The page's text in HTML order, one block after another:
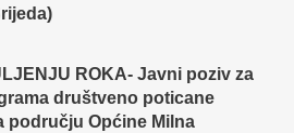
ROKA- Javni poziv za
društveno poticane
području Općine Milna